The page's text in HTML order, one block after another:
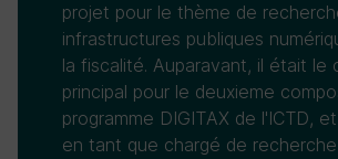
projet pour le thème de
infrastructures publiques
la fiscalité. Auparavant, il était le
principal pour le deuxieme
programme DIGITAX de l'ICTD,
en tant que chargé de